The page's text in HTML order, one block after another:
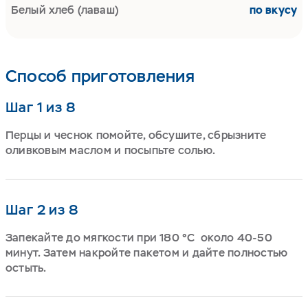
Способ приготовления
Шаг 1 из 8
Перцы и чеснок помойте, обсушите, сбрызните
оливковым маслом и посыпьте солью.
Шаг 2 из 8
Запекайте до мягкости при 180°C около 40-50
минут. Затем накройте пакетом и дайте полностью
остыть.
Белый хлеб (лаваш) по вкусу